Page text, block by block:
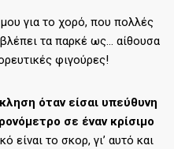
για το χορό, που πολλές
τα παρκέ ως… αίθουσα
φιγούρες!
όταν είσαι υπεύθυνη
σε έναν κρίσιμο
είναι το σκορ, γι’ αυτό και